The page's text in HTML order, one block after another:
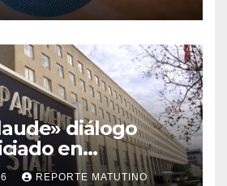
diálogo
en
REPORTE MATUTINO